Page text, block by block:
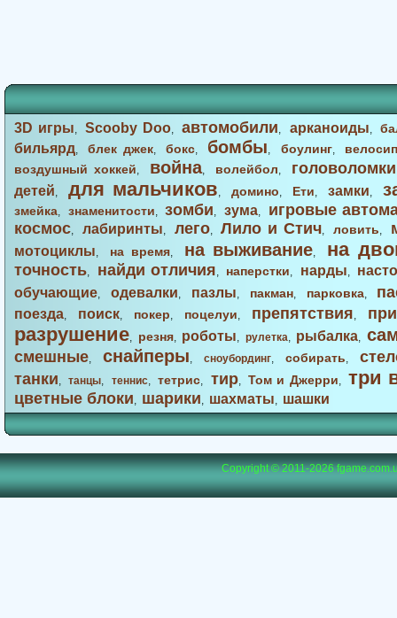
3D игры,Scooby Doo,автомобили, арканоиды,
бильярд,блек джек,бокс, бомбы, боулинг,
воздушный хоккей, война, волейбол, головоломки
детей, для мальчиков, домино, Ети, замки,
змейка, знаменитости,зомби, зума,
игровые
космос, лабиринты, лего,Лило и Стич,ловить,
мотоциклы, на время, на выживание, на
точность, найди отличия, наперстки, нарды,
обучающие, одевалки, пазлы, пакман, парковка,
поезда, поиск, покер, поцелуи, препятствия,
разрушение, резня, роботы, рулетка, рыбалка,
смешные, снайперы, сноубординг, собирать,
танки,танцы, теннис,тетрис, тир,Том и Джерри, три
цветные блоки, шарики, шахматы, шашки
Copyright © 2011-2026